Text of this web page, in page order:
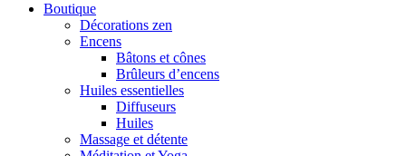
Boutique
Décorations zen
Encens
Bâtons et cônes
Brûleurs d’encens
Huiles essentielles
Diffuseurs
Huiles
Massage et détente